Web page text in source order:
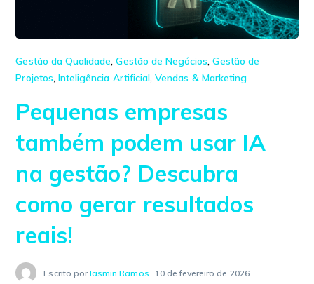
Gestão da Qualidade,Gestão de Negócios,Gestão de
Projetos, Inteligência Artificial,Vendas & Marketing
Pequenas empresas
também podem usar IA
na gestão? Descubra
como gerar resultados
reais!
Escrito porIasmin Ramos 10 de fevereiro de 2026